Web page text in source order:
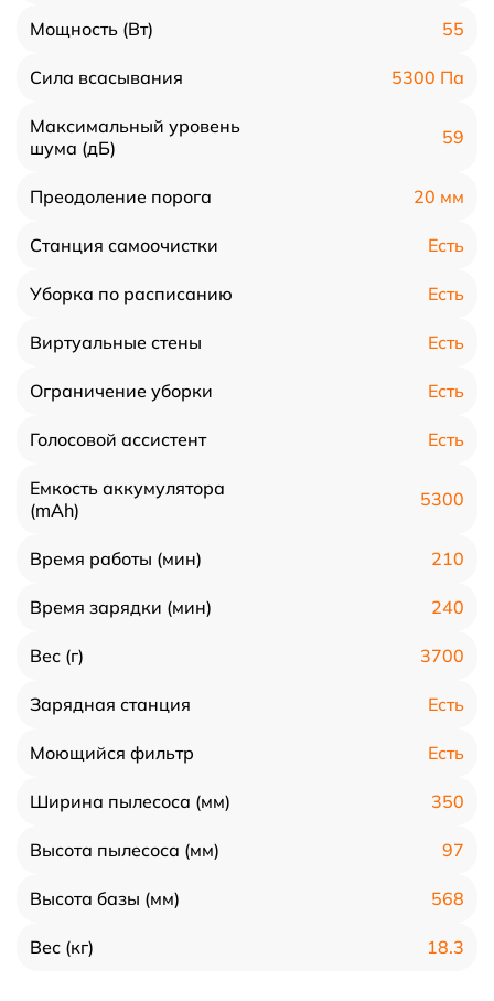
Мощность (Вт) 55
Сила всасывания 5300 Па
Максимальный уровень
шума (дБ)
59
Преодоление порога 20 мм
Станция самоочистки Есть
Уборка по расписанию Есть
Виртуальные стены Есть
Ограничение уборки Есть
Голосовой ассистент Есть
Емкость аккумулятора
(mAh)
5300
Время работы (мин) 210
Время зарядки (мин) 240
Вес (г) 3700
Зарядная станция Есть
Моющийся фильтр Есть
Ширина пылесоса (мм) 350
Высота пылесоса (мм) 97
Высота базы (мм) 568
Вес (кг) 18.3